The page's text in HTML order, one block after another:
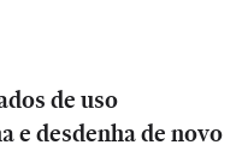
de uso
e desdenha de novo